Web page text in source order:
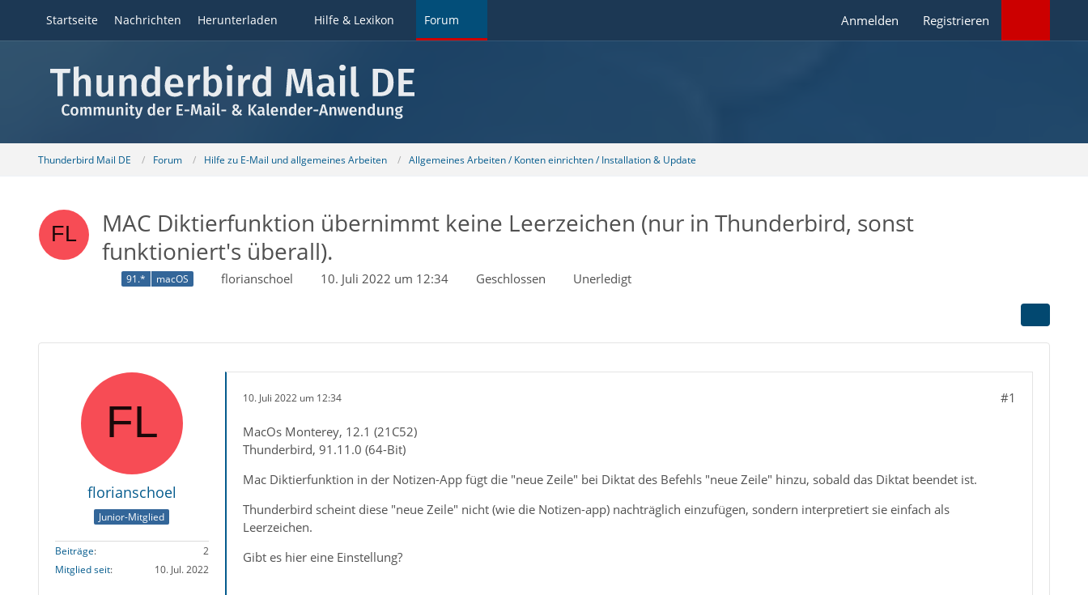
Startseite Nachrichten Herunterladen Hilfe & Lexikon Forum Anmelden Registrieren
Thunderbird Mail DE Forum Hilfe zu E-Mail und allgemeines Arbeiten Allgemeines Arbeiten / Konten einrichten / Installation & Update
MAC Diktierfunktion übernimmt keine Leerzeichen (nur in Thunderbird, sonst
funktioniert's überall).
91.* macOS florianschoel 10. Juli 2022 um 12:34 Geschlossen Unerledigt
florianschoel
Junior-Mitglied
Beiträge
2
Mitglied seit
10. Jul. 2022
10. Juli 2022 um 12:34 #1
MacOs Monterey, 12.1 (21C52)
Thunderbird, 91.11.0 (64-Bit)
Mac Diktierfunktion in der Notizen-App fügt die "neue Zeile" bei Diktat des Befehls "neue Zeile" hinzu, sobald das Diktat beendet ist.
Thunderbird scheint diese "neue Zeile" nicht (wie die Notizen-app) nachträglich einzufügen, sondern interpretiert sie einfach als
Leerzeichen.
Gibt es hier eine Einstellung?